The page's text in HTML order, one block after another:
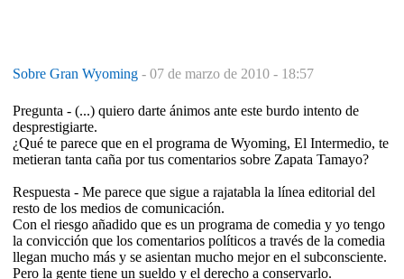
Sobre Gran Wyoming - 07 de marzo de 2010 - 18:57
Pregunta - (...) quiero darte ánimos ante este burdo intento de
desprestigiarte.
¿Qué te parece que en el programa de Wyoming, El Intermedio, te
metieran tanta caña por tus comentarios sobre Zapata Tamayo?
Respuesta - Me parece que sigue a rajatabla la línea editorial del
resto de los medios de comunicación.
Con el riesgo añadido que es un programa de comedia y yo tengo
la convicción que los comentarios políticos a través de la comedia
llegan mucho más y se asientan mucho mejor en el subconsciente.
Pero la gente tiene un sueldo y el derecho a conservarlo.